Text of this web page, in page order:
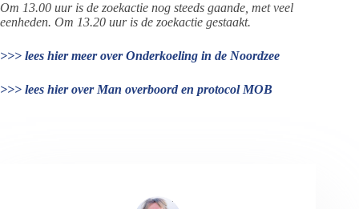
Om 13.00 uur is de zoekactie nog steeds gaande, met veel
eenheden. Om 13.20 uur is de zoekactie gestaakt.
>>> lees hier meer over Onderkoeling in de Noordzee
>>> lees hier over Man overboord en protocol MOB